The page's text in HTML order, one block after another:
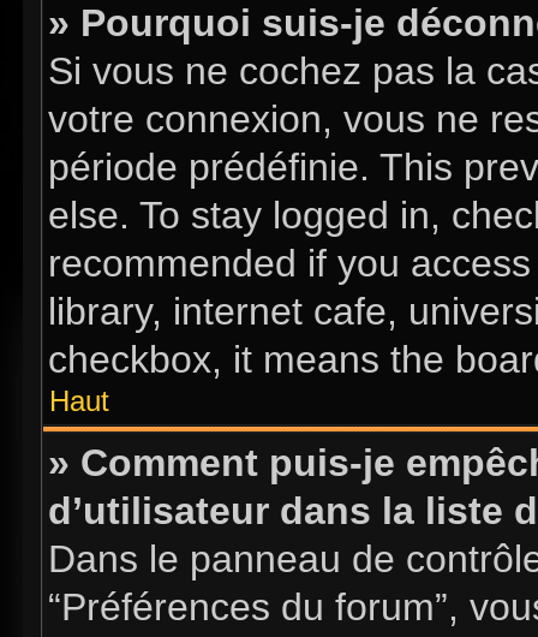
» Pourquoi suis-je
Si vous ne cochez pas la
votre connexion, vous ne
période prédéfinie. This
else. To stay logged in,
recommended if you
library, internet cafe,
checkbox, it means the
Haut
» Comment puis-je
d’utilisateur dans la liste
Dans le panneau de
“Préférences du forum”,